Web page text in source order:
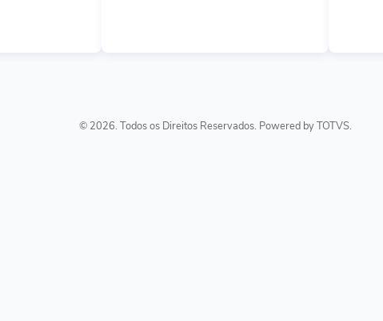
© 2026. Todos os Direitos Reservados. Powered by TOTVS.